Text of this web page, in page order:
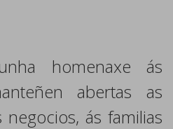
homenaxe ás
abertas as
ás familias